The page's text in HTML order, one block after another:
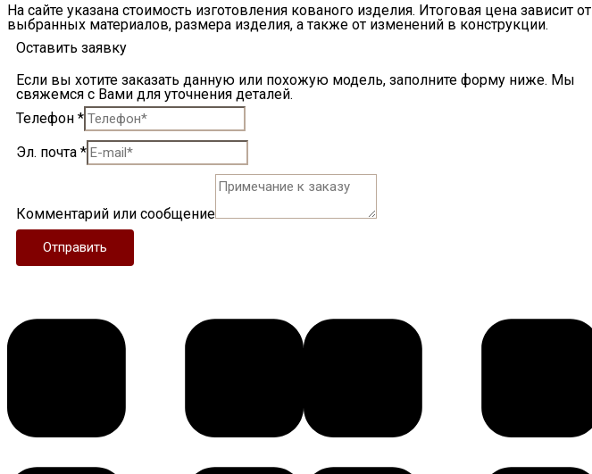
На сайте указана стоимость изготовления кованого изделия. Итоговая цена зависит от
выбранных материалов, размера изделия, а также от изменений в конструкции.
Оставить заявку
Если вы хотите заказать данную или похожую модель, заполните форму ниже. Мы
свяжемся с Вами для уточнения деталей.
Телефон *
Эл. почта *
Комментарий или сообщение
Отправить